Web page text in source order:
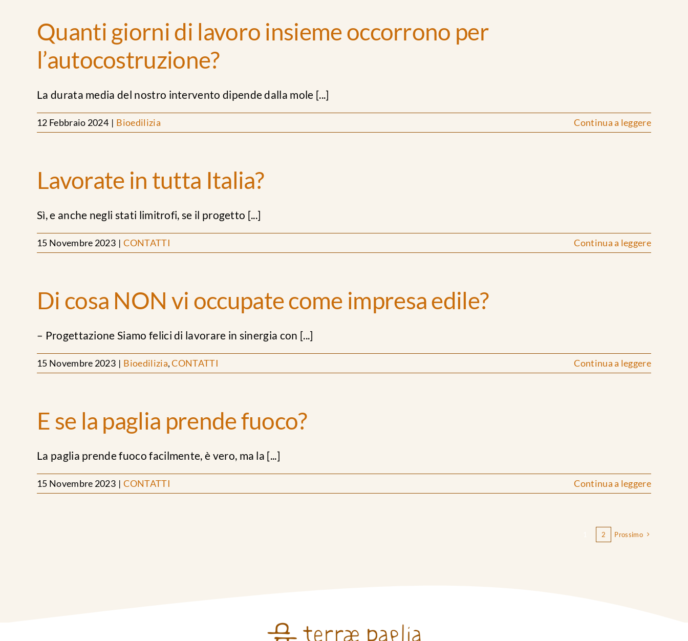
Quanti giorni di lavoro insieme occorrono per
l’autocostruzione?
La durata media del nostro intervento dipende dalla mole [...]
12 Febbraio 2024 | Bioedilizia Continua a leggere
Lavorate in tutta Italia?
Sì, e anche negli stati limitrofi, se il progetto [...]
15 Novembre 2023 | CONTATTI Continua a leggere
Di cosa NON vi occupate come impresa edile?
– Progettazione Siamo felici di lavorare in sinergia con [...]
15 Novembre 2023 | Bioedilizia,CONTATTI Continua a leggere
E se la paglia prende fuoco?
La paglia prende fuoco facilmente, è vero, ma la [...]
15 Novembre 2023 | CONTATTI Continua a leggere
2 Prossimo